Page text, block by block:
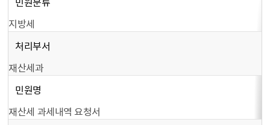
지방세
처리부서
재산세과
민원명
재산세 과세내역 요청서